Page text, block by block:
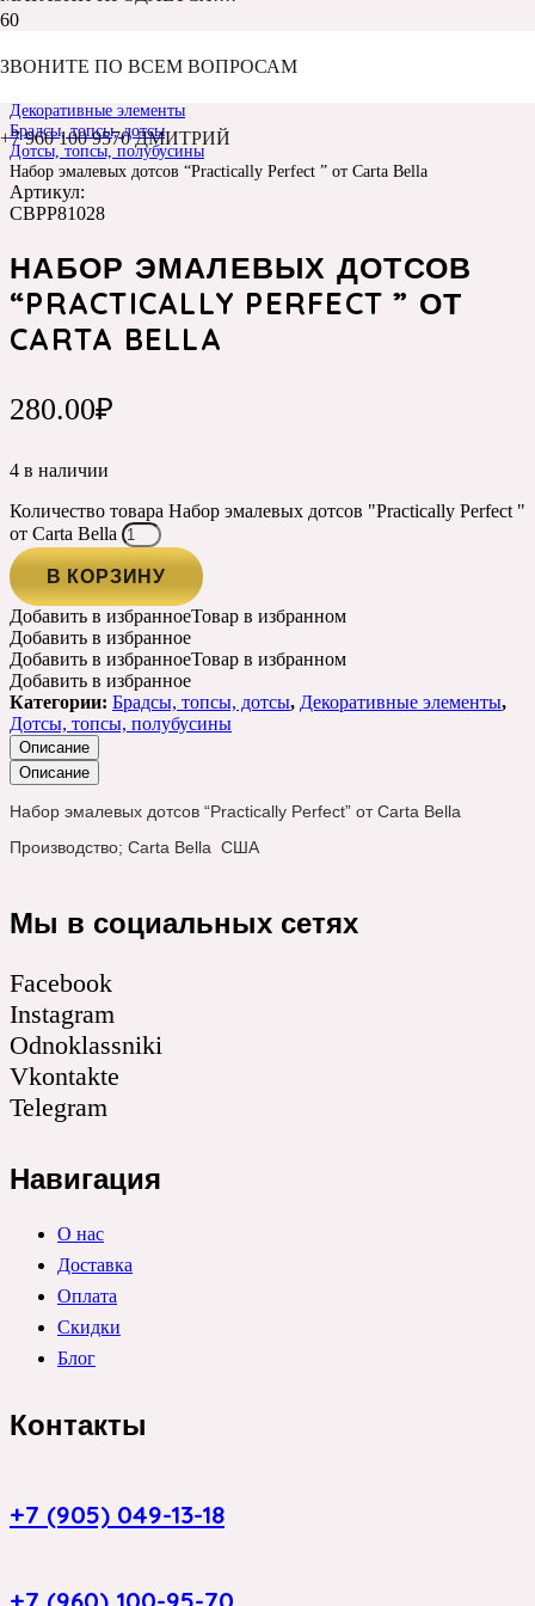
ЗВОНИТЕ ПО ВСЕМ ВОПРОСАМ
+7 960 100 9570 ДМИТРИЙ
Главная
Декоративные элементы
Брадсы, топсы, дотсы
Дотсы, топсы, полубусины
Набор эмалевых дотсов “Practically Perfect ” от Carta Bella
Артикул:
CBPP81028
НАБОР ЭМАЛЕВЫХ ДОТСОВ
“PRACTICALLY PERFECT ” ОТ
CARTA BELLA
280.00₽
4 в наличии
Количество товара Набор эмалевых дотсов "Practically Perfect "
от Carta Bella
В КОРЗИНУ
Добавить в избранноеТовар в избранном
Добавить в избранное
Добавить в избранноеТовар в избранном
Добавить в избранное
Категории: Брадсы, топсы, дотсы, Декоративные элементы,
Дотсы, топсы, полубусины
Описание
Описание
Набор эмалевых дотсов “Practically Perfect” от Carta Bella
Производство; Carta Bella США
Мы в социальных сетях
Facebook
Instagram
Odnoklassniki
Vkontakte
Telegram
Навигация
О нас
Доставка
Оплата
Скидки
Блог
Контакты
+7 (905) 049-13-18